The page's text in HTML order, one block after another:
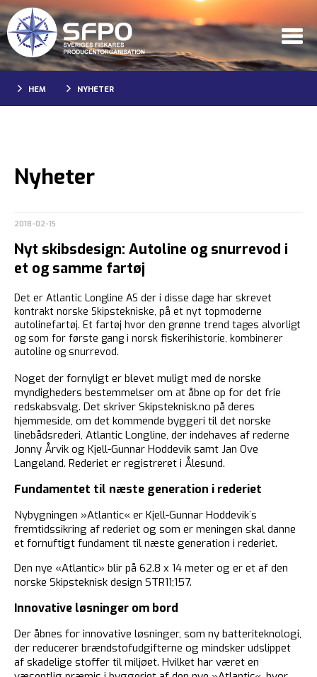
HEM NYHETER
Nyheter
2018-02-15
Nyt skibsdesign: Autoline og snurrevod i
et og samme fartøj
Det er Atlantic Longline AS der i disse dage har skrevet
kontrakt norske Skipstekniske, på et nyt topmoderne
autolinefartøj. Et fartøj hvor den grønne trend tages alvorligt
og som for første gang i norsk fiskerihistorie, kombinerer
autoline og snurrevod.
Noget der fornyligt er blevet muligt med de norske
myndigheders bestemmelser om at åbne op for det frie
redskabsvalg. Det skriver Skipsteknisk.no på deres
hjemmeside, om det kommende byggeri til det norske
linebådsrederi, Atlantic Longline, der indehaves af rederne
Jonny Årvik og Kjell-Gunnar Hoddevik samt Jan Ove
Langeland. Rederiet er registreret i Ålesund.
Fundamentet til næste generation i rederiet
Nybygningen »Atlantic« er Kjell-Gunnar Hoddevik´s
fremtidssikring af rederiet og som er meningen skal danne
et fornuftigt fundament til næste generation i rederiet.
Den nye «Atlantic» blir på 62.8 x 14 meter og er et af den
norske Skipsteknisk design STR11;157.
Innovative løsninger om bord
Der åbnes for innovative løsninger, som ny batteriteknologi,
der reducerer brændstofudgifterne og mindsker udslippet
af skadelige stoffer til miljøet. Hvilket har været en